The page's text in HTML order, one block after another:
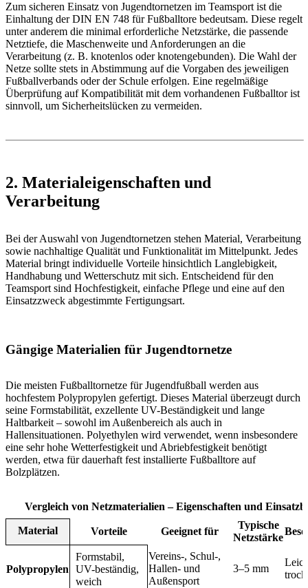
Zum sicheren Einsatz von Jugendtornetzen im Teamsport ist die
Einhaltung der DIN EN 748 für Fußballtore bedeutsam. Diese regelt
unter anderem die minimal erforderliche Netzstärke, die passende
Netztiefe, die Maschenweite und Anforderungen an die
Verarbeitung (z. B. knotenlos oder knotengebunden). Die Wahl der
Netze sollte stets in Abstimmung auf die Vorgaben des jeweiligen
Fußballverbands oder der Schule erfolgen. Eine regelmäßige
Überprüfung auf Kompatibilität mit dem vorhandenen Fußballtor ist
sinnvoll, um Sicherheitslücken zu vermeiden.
2. Materialeigenschaften und
Verarbeitung
Bei der Auswahl von Jugendtornetzen stehen Material, Verarbeitung
sowie nachhaltige Qualität und Funktionalität im Mittelpunkt. Jedes
Material bringt individuelle Vorteile hinsichtlich Langlebigkeit,
Handhabung und Wetterschutz mit sich. Entscheidend für den
Teamsport sind Hochfestigkeit, einfache Pflege und eine auf den
Einsatzzweck abgestimmte Fertigungsart.
Gängige Materialien für Jugendtornetze
Die meisten Fußballtornetze für Jugendfußball werden aus
hochfestem Polypropylen gefertigt. Dieses Material überzeugt durch
seine Formstabilität, exzellente UV-Beständigkeit und lange
Haltbarkeit – sowohl im Außenbereich als auch in
Hallensituationen. Polyethylen wird verwendet, wenn insbesondere
eine sehr hohe Wetterfestigkeit und Abriebfestigkeit benötigt
werden, etwa für dauerhaft fest installierte Fußballtore auf
Bolzplätzen.
Vergleich von Netzmaterialien – Eigenschaften und
Material Vorteile Geeignet für
Typische
Netzstärke
Polypropylen
Formstabil,
UV-beständig,
weich
Vereins-, Schul-,
Hallen- und
Außensport
3–5 mm